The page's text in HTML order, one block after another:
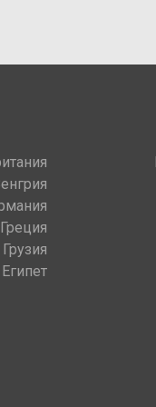
Греция
Грузия
Египет